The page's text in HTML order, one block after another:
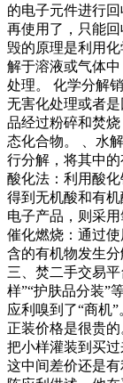
的电子元件进行
再使用了，只能
毁的原理是利用
解于溶液或气体
处理。 化学分解
无害化处理或者
品经过粉碎和焚
态化合物。 、水
行分解，将其中的
酸化法：利用酸
得到无机酸和有
电子产品，则采
催化燃烧：通过
含的有机物发生分
三、焚二手交易
样”“护肤品分装”
应利嗅到了“商机
正装价格是很贵
把小样灌装到买
这中间差价还是